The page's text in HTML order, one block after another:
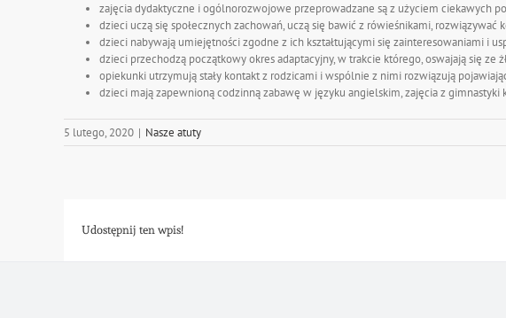
zajęcia dydaktyczne i ogólnorozwojowe przeprowadzane są z użyciem ciekawych
dzieci uczą się społecznych zachowań, uczą się bawić z rówieśnikami,
dzieci nabywają umiejętności zgodne z ich kształtującymi się zainteresowaniami i
dzieci przechodzą początkowy okres adaptacyjny, w trakcie którego, oswajają się ze
opiekunki utrzymują stały kontakt z rodzicami i wspólnie z nimi rozwiązują
dzieci mają zapewnioną codzinną zabawę w języku angielskim, zajęcia z gimnastyki
5 lutego, 2020 | Nasze atuty
Udostępnij ten wpis!